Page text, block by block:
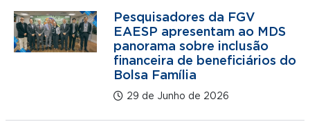
Pesquisadores da FGV
EAESP apresentam ao MDS
panorama sobre inclusão
financeira de beneficiários do
Bolsa Família
29 de Junho de 2026